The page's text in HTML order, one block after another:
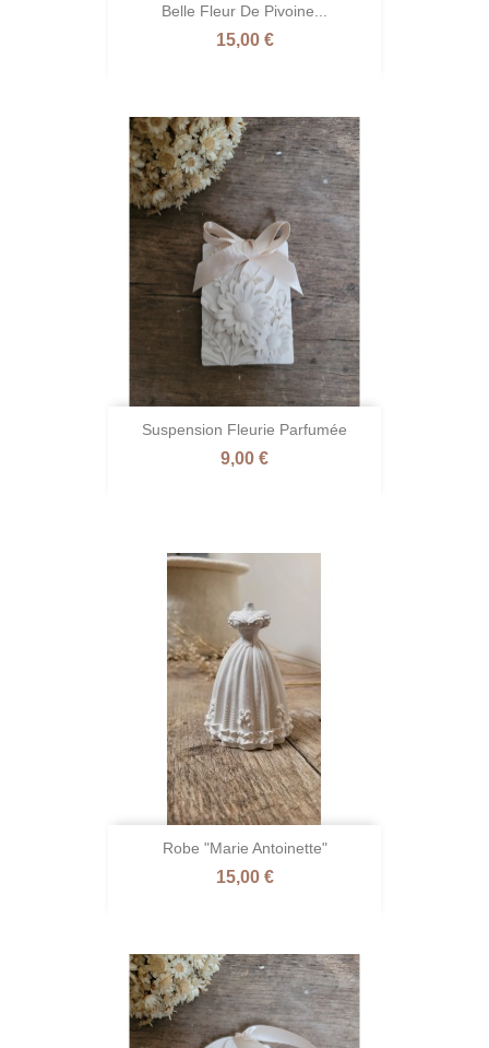
Belle Fleur De Pivoine...
Prix
15,00 €
Suspension Fleurie Parfumée
Prix
9,00 €
Robe "Marie Antoinette"
Prix
15,00 €